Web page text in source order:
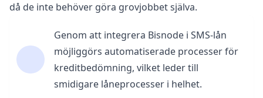
då de inte behöver göra grovjobbet själva.
Genom att integrera Bisnode i SMS-lån
möjliggörs automatiserade processer för
kreditbedömning, vilket leder till
smidigare låneprocesser i helhet.